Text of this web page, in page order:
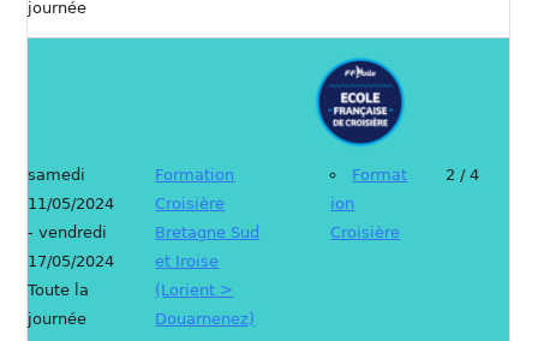
journée
samedi
11/05/2024
- vendredi
17/05/2024
Toute la
journée
Formation
Croisière
Bretagne Sud
et Iroise
(Lorient >
Douarnenez)
Format
ion
Croisière
2 / 4